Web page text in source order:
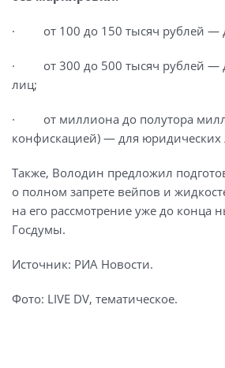
· от 100 до 150 тысяч рублей —
· от 300 до 500 тысяч рублей —
лиц;
· от миллиона до полутора
конфискацией) — для юридических
Также, Володин предложил
о полном запрете вейпов и
на его рассмотрение уже до конца
Госдумы.
Источник: РИА Новости.
Фото: LIVE DV, тематическое.